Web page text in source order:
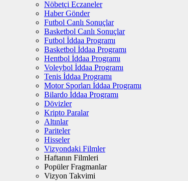
Nöbetçi Eczaneler
Haber Gönder
Futbol Canlı Sonuçlar
Basketbol Canlı Sonuçlar
Futbol İddaa Programı
Basketbol İddaa Programı
Hentbol İddaa Programı
Voleybol İddaa Programı
Tenis İddaa Programı
Motor Sporları İddaa Programı
Bilardo İddaa Programı
Dövizler
Kripto Paralar
Altınlar
Pariteler
Hisseler
Vizyondaki Filmler
Haftanın Filmleri
Popüler Fragmanlar
Vizyon Takvimi